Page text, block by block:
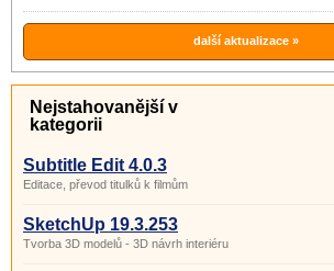
další aktualizace »
Nejstahovanější v
kategorii
Subtitle Edit 4.0.3
Editace, převod titulků k filmům
SketchUp 19.3.253
Tvorba 3D modelů - 3D návrh interiéru